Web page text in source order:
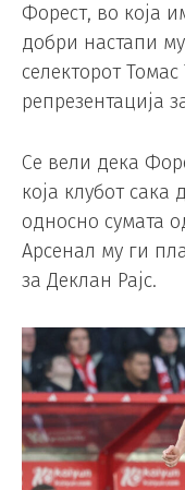
Форест, во која
добри настапи
селекторот
репрезентација
Се вели дека
која клубот сака
односно сумата
Арсенал му ги
за Деклан Рајс.